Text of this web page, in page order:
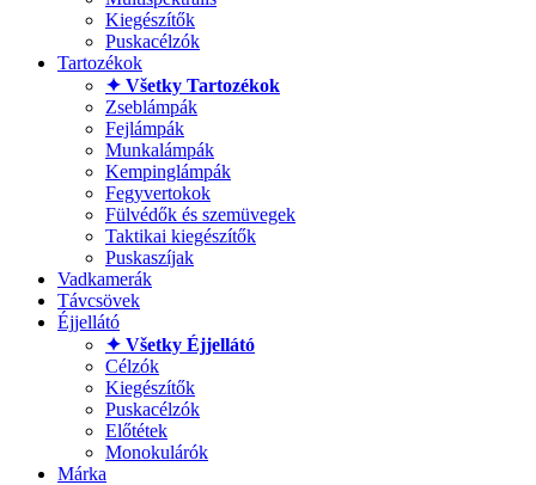
Kiegészítők
Puskacélzók
Tartozékok
✦ Všetky Tartozékok
Zseblámpák
Fejlámpák
Munkalámpák
Kempinglámpák
Fegyvertokok
Fülvédők és szemüvegek
Taktikai kiegészítők
Puskaszíjak
Vadkamerák
Távcsövek
Éjjellátó
✦ Všetky Éjjellátó
Célzók
Kiegészítők
Puskacélzók
Előtétek
Monokulárók
Márka